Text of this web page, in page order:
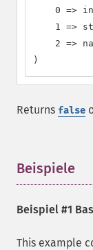
0 =>
1 =>
2 =>
)
Returns false
Beispiele
Beispiel #1
This example